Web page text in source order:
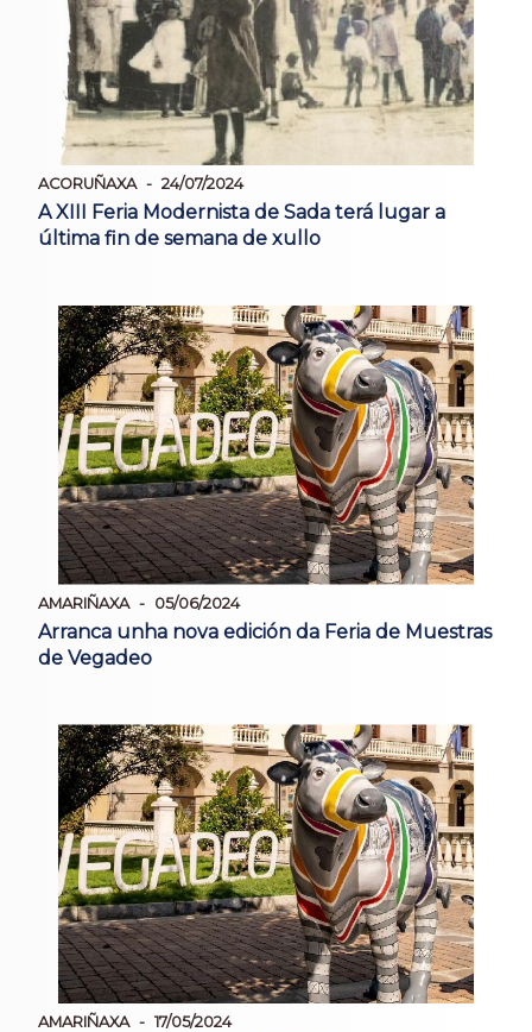
ACORUÑAXA 24/07/2024
A XIII Feria Modernista de Sada terá lugar a
última fin de semana de xullo
AMARIÑAXA 05/06/2024
Arranca unha nova edición da Feria de Muestras
de Vegadeo
AMARIÑAXA 17/05/2024